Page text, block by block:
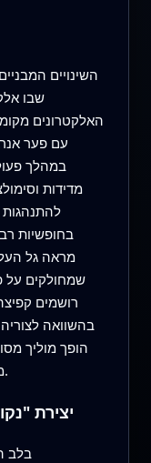
השינויים
שבו
האלקטרונים
עם פער
במהלך
מדידות
בחופשיות
מראה גל
שמחולקים על
רושמים
בהשוואה
הופך מוליך
מטען במהירות אל ומתוך אתרי התגובה.
יצירת
בלב